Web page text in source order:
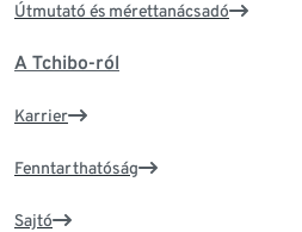
Útmutató és mérettanácsadó
A Tchibo-ról
Karrier
Fenntarthatóság
Sajtó